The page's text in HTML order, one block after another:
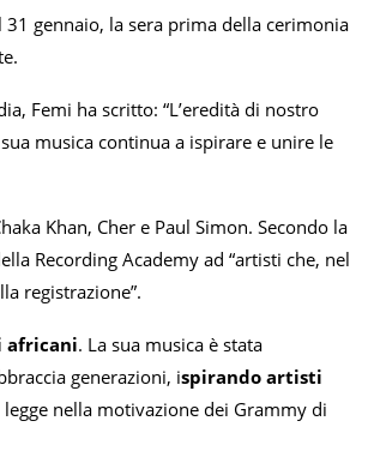
31 gennaio, la sera prima della cerimonia
Femi ha scritto: “L’eredità di nostro
musica continua a ispirare e unire le
Khan, Cher e Paul Simon. Secondo la
Recording Academy ad “artisti che, nel
registrazione”.
africani. La sua musica è stata
generazioni, ispirando artisti
nella motivazione dei Grammy di